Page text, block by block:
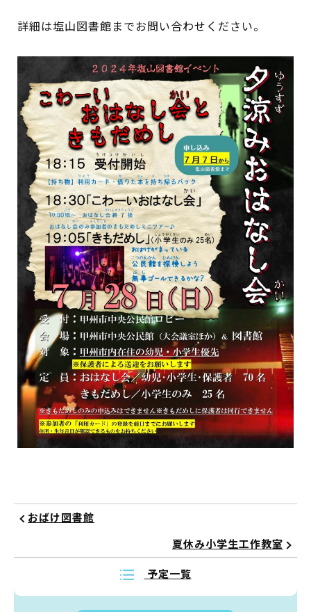
詳細は塩山図書館までお問い合わせください。
おばけ図書館
夏休み小学生工作教室
予定一覧
イベント
図書館地図PDF
よくあるご質問
マンガ「雨宮敬二郎」
スポンサー企業
リンク集
利用案内
申請書ダウンロード
インターネットサービス
蔵書検索・マイページ
こどもの図書館
としょかん
おはなし 会